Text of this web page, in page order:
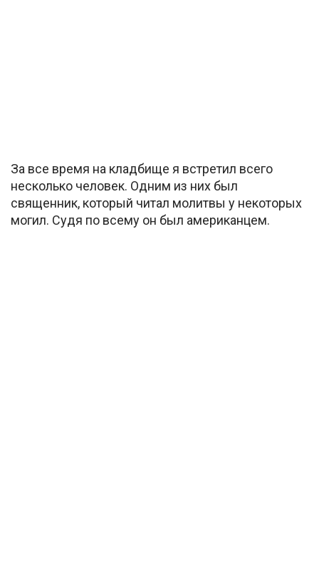
За все время на кладбище я встретил всего
несколько человек. Одним из них был
священник, который читал молитвы у некоторых
могил. Судя по всему он был американцем.